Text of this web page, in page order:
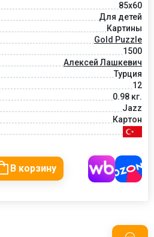
85x60
Для детей
Картины
Gold Puzzle
1500
Алексей Лашкевич
Турция
12
0.98 кг.
Jazz
Картон
В корзину